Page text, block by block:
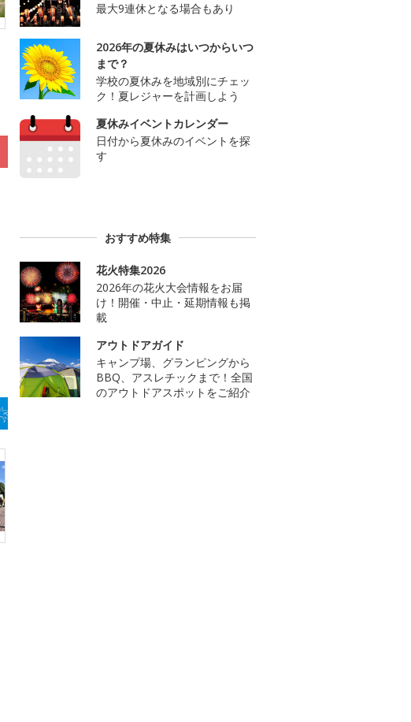
最大9連休となる場合もあり
2026年の夏休みはいつからいつ
まで？
学校の夏休みを地域別にチェッ
ク！夏レジャーを計画しよう
夏休みイベントカレンダー
日付から夏休みのイベントを探
す
おすすめ特集
花火特集2026
2026年の花火大会情報をお届
け！開催・中止・延期情報も掲
載
アウトドアガイド
キャンプ場、グランピングから
BBQ、アスレチックまで！全国
のアウトドアスポットをご紹介